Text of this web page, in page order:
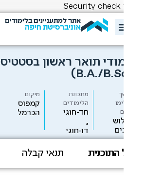
Security check
אתר למתעניינים בלימודים
אוניברסיטת חיפה
תואר ראשון
(B.A./
הלימודים
חד-חוגי
דו-חוגי
קמפוס
הכרמל
התוכנית תנאי קבלה